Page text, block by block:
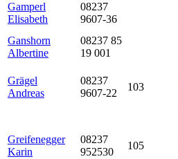
Gamperl
Elisabeth
08237
9607-36
Ganshorn
Albertine
08237 85
19 001
Grägel
Andreas
08237
9607-22
103
Greifenegger
Karin
08237
952530
105